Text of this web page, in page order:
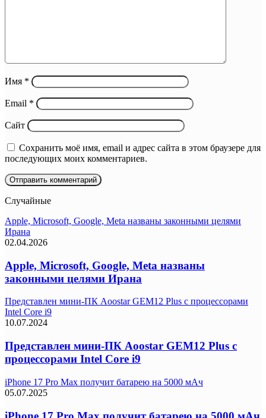
Имя *
Email *
Сайт
Сохранить моё имя, email и адрес сайта в этом браузере для
последующих моих комментариев.
Случайные
Apple, Microsoft, Google, Meta названы законными целями
Ирана
02.04.2026
Apple, Microsoft, Google, Meta названы
законными целями Ирана
Представлен мини-ПК Aoostar GEM12 Plus с процессорами
Intel Core i9
10.07.2024
Представлен мини-ПК Aoostar GEM12 Plus с
процессорами Intel Core i9
iPhone 17 Pro Max получит батарею на 5000 мАч
05.07.2025